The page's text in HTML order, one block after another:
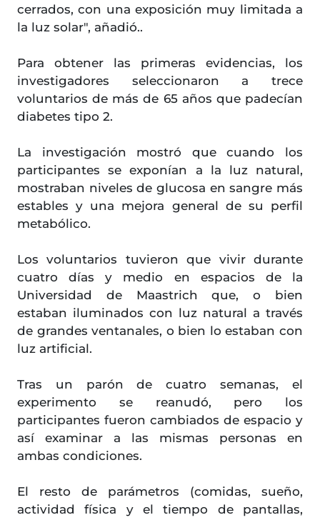
cerrados, con una exposición muy limitada a
la luz solar", añadió..
Para obtener las primeras evidencias, los
investigadores seleccionaron a trece
voluntarios de más de 65 años que padecían
diabetes tipo 2.
La investigación mostró que cuando los
participantes se exponían a la luz natural,
mostraban niveles de glucosa en sangre más
estables y una mejora general de su perfil
metabólico.
Los voluntarios tuvieron que vivir durante
cuatro días y medio en espacios de la
Universidad de Maastrich que, o bien
estaban iluminados con luz natural a través
de grandes ventanales, o bien lo estaban con
luz artificial.
Tras un parón de cuatro semanas, el
experimento se reanudó, pero los
participantes fueron cambiados de espacio y
así examinar a las mismas personas en
ambas condiciones.
El resto de parámetros (comidas, sueño,
actividad física y el tiempo de pantallas,